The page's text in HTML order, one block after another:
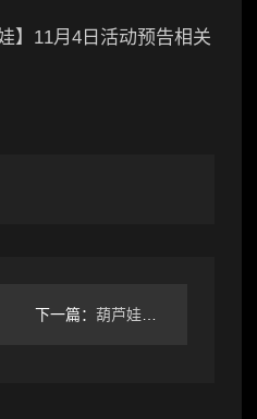
】11月4日活动预告相关
下一篇： 葫芦娃葫芦娃 竞速挑战第一关攻略(困难版本)【江山出品】